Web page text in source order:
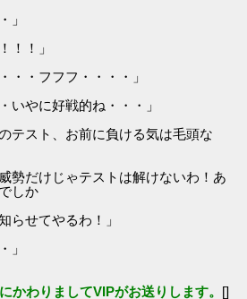
」
！！」
・・フフフ・・・・」
いやに好戦的ね・・・」
テスト、お前に負ける気は毛頭な
勢だけじゃテストは解けないわ！あ
しか
らせてやるわ！」
」
かわりましてVIPがお送りします。 []